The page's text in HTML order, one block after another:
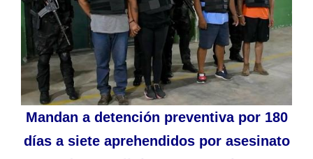
Mandan a detención preventiva por 180
días a siete aprehendidos por asesinato